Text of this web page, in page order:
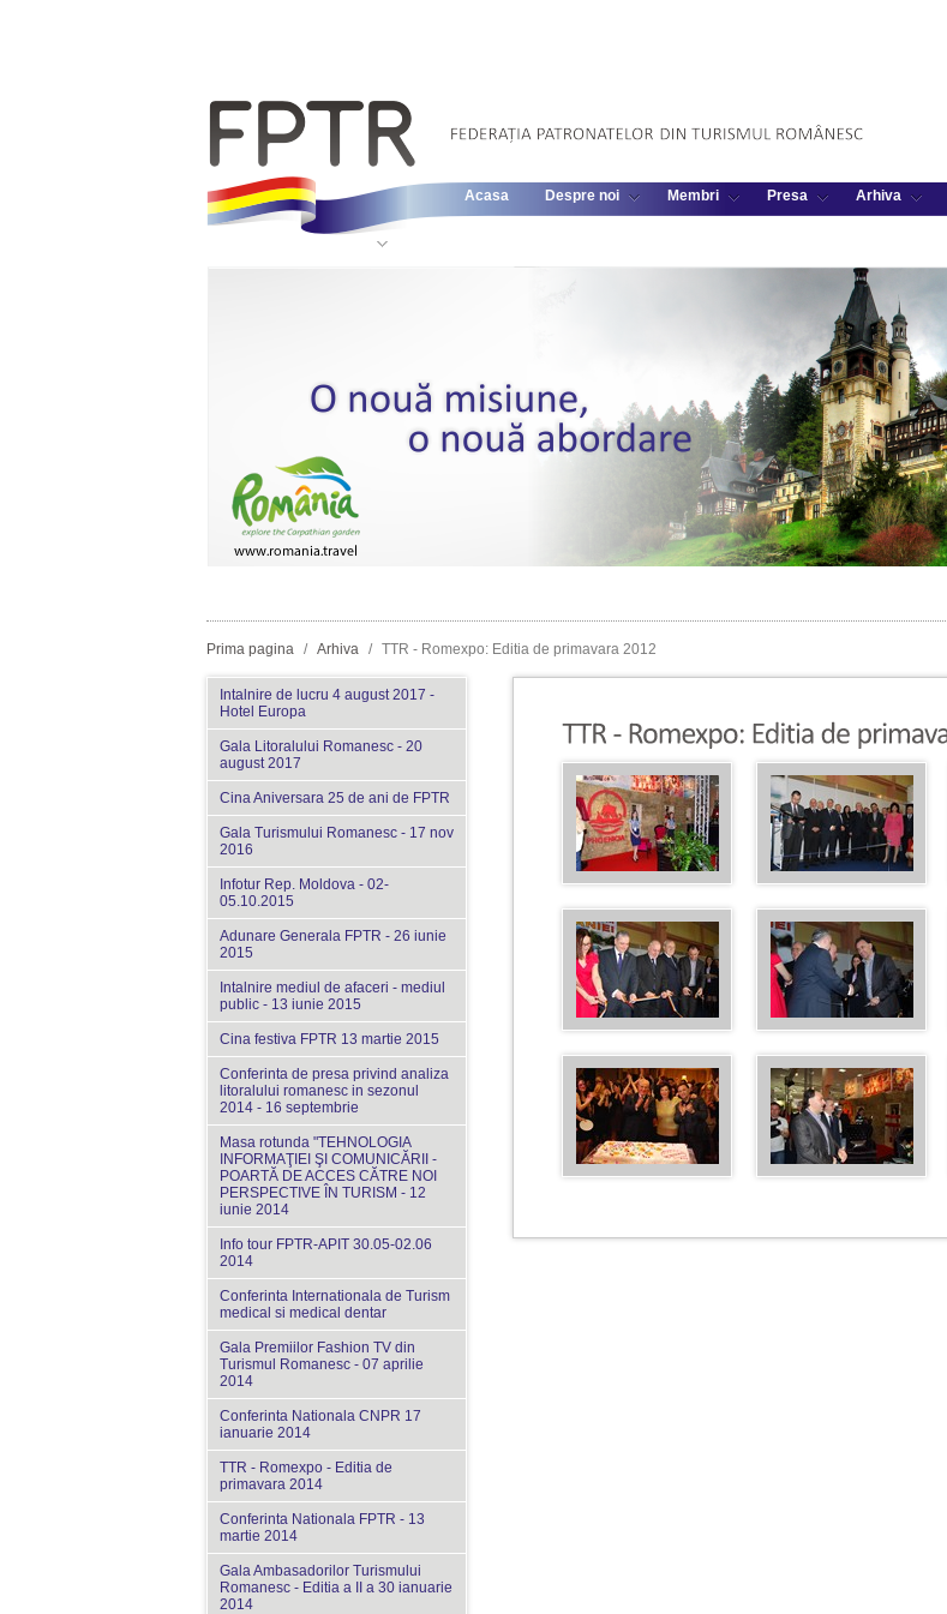
Acasa Despre noi Membri Presa Arhiva
Prima pagina / Arhiva / TTR - Romexpo: Editia de primavara 2012
Intalnire de lucru 4 august 2017 -
Hotel Europa
Gala Litoralului Romanesc - 20
august 2017
Cina Aniversara 25 de ani de FPTR
Gala Turismului Romanesc - 17 nov
2016
Infotur Rep. Moldova - 02-
05.10.2015
Adunare Generala FPTR - 26 iunie
2015
Intalnire mediul de afaceri - mediul
public - 13 iunie 2015
Cina festiva FPTR 13 martie 2015
Conferinta de presa privind analiza
litoralului romanesc in sezonul
2014 - 16 septembrie
Masa rotunda "TEHNOLOGIA
INFORMAŢIEI ŞI COMUNICĂRII -
POARTĂ DE ACCES CĂTRE NOI
PERSPECTIVE ÎN TURISM - 12
iunie 2014
Info tour FPTR-APIT 30.05-02.06
2014
Conferinta Internationala de Turism
medical si medical dentar
Gala Premiilor Fashion TV din
Turismul Romanesc - 07 aprilie
2014
Conferinta Nationala CNPR 17
ianuarie 2014
TTR - Romexpo - Editia de
primavara 2014
Conferinta Nationala FPTR - 13
martie 2014
Gala Ambasadorilor Turismului
Romanesc - Editia a II a 30 ianuarie
2014